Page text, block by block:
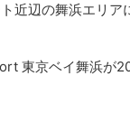
近辺の舞浜エリア
東京ベイ舞浜が